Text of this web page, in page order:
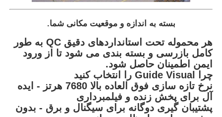
بسته به اندازه و موقعیت مکانی شما.
هر محموله تحت استانداردهای دقیق QC به طور
کامل بازرسی و بسته بندی می شود تا از ورود
ایمن اطمینان حاصل شود.
چرا Guide Visual را انتخاب کنید
نرخ تازه سازی فوق العاده بالا 7680 هرتز - ایده
آل برای پخش زنده و فیلمبرداری
پشتیبان گیری دوگانه برای سیگنال و برق - بدون